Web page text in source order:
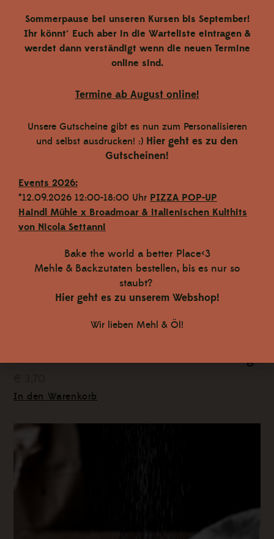
Haindl Mühle | Rotkorn Ganzkorn 1 kg
€ 3,20
In den Warenkorb
Sommerpause bei unseren Kursen bis September!
Ihr könnt´ Euch aber in die Warteliste eintragen &
werdet dann verständigt wenn die neuen Termine
online sind.
Termine ab August online!
Unsere Gutscheine gibt es nun zum Personalisieren
und selbst ausdrucken! :) Hier geht es zu den
Gutscheinen!
Events 2026:
*12.09.2026 12:00-18:00 Uhr PIZZA POP-UP
Haindl Mühle x Broadmoar & italienischen Kulthits
von Nicola Settanni
Bake the world a better Place<3
Mehle & Backzutaten bestellen, bis es nur so
staubt?
Hier geht es zu unserem Webshop!
Wir lieben Mehl & Öl!